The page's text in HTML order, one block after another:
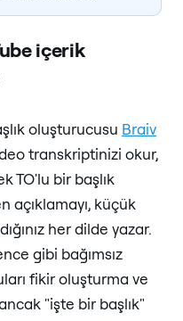
içerik
oluşturucusu Braiv
transkriptinizi okur,
TO'lu bir başlık
açıklamayı, küçük
her dilde yazar.
gibi bağımsız
fikir oluşturma ve
"işte bir başlık"